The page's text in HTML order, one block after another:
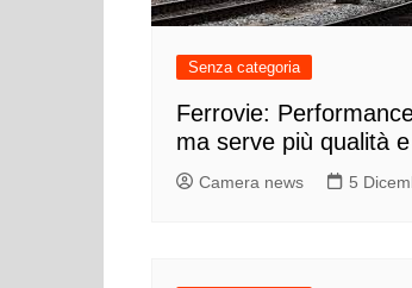
Senza categoria
Ferrovie:
ma serve più qualità
Camera news 5